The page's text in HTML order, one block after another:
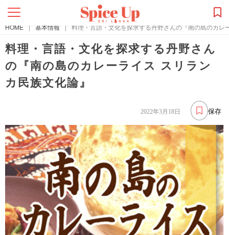
HOME | 基本情報 | 料理・言語・文化を探求する丹野さんの『南の島のカレ
料理・言語・文化を探求する丹野さん
の『南の島のカレーライス スリラン
カ民族文化論』
保存
2022年3月18日